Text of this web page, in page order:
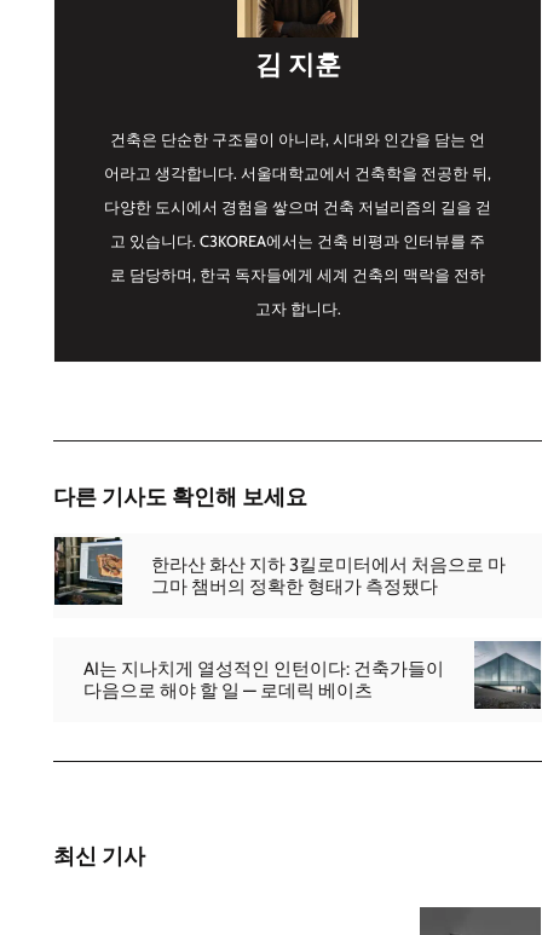
김 지훈
건축은 단순한 구조물이 아니라, 시대와 인간을 담는 언
어라고 생각합니다. 서울대학교에서 건축학을 전공한 뒤,
다양한 도시에서 경험을 쌓으며 건축 저널리즘의 길을 걷
고 있습니다. C3KOREA에서는 건축 비평과 인터뷰를 주
로 담당하며, 한국 독자들에게 세계 건축의 맥락을 전하
고자 합니다.
다른 기사도 확인해 보세요
한라산 화산 지하 3킬로미터에서 처음으로 마
그마 챔버의 정확한 형태가 측정됐다
AI는 지나치게 열성적인 인턴이다: 건축가들이
다음으로 해야 할 일 — 로데릭 베이츠
최신 기사